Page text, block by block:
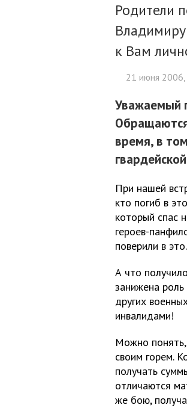
Родители
к Вам
21 июня
Уважаемый
время, в
При нашей
кто погиб в
который спас
героев-
поверили в
А что
занижена
других
инвалидами!
Можно понять,
своим горем.
получать
отличаются
же бою,